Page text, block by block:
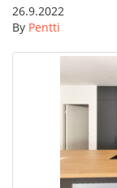
26.9.2022
By Pentti